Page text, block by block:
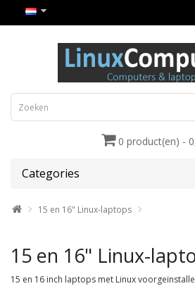
0 product(en) -
Categories
15 en 16" Linux-laptops
15 en 16" Linux-
15 en 16 inch laptops met Linux